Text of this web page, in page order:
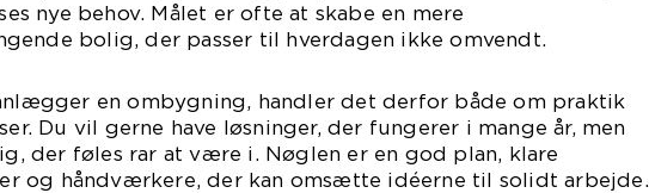
nye behov. Målet er ofte at skabe en mere
bolig, der passer til hverdagen ikke omvendt.
en ombygning, handler det derfor både om praktik
Du vil gerne have løsninger, der fungerer i mange år, men
der føles rar at være i. Nøglen er en god plan, klare
og håndværkere, der kan omsætte idéerne til solidt arbejde.